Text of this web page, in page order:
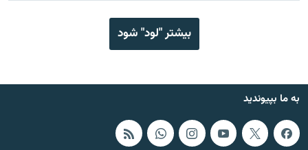
بیشتر "لود" شود
به ما بپیوندید